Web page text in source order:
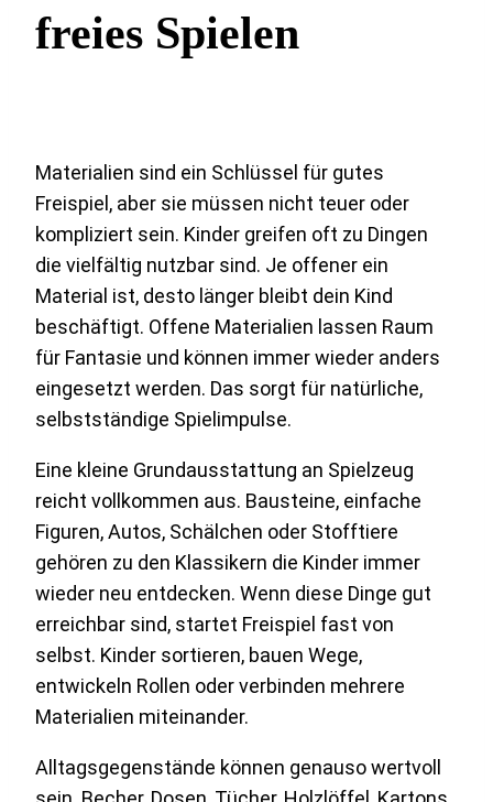
freies Spielen
Materialien sind ein Schlüssel für gutes
Freispiel, aber sie müssen nicht teuer oder
kompliziert sein. Kinder greifen oft zu Dingen
die vielfältig nutzbar sind. Je offener ein
Material ist, desto länger bleibt dein Kind
beschäftigt. Offene Materialien lassen Raum
für Fantasie und können immer wieder anders
eingesetzt werden. Das sorgt für natürliche,
selbstständige Spielimpulse.
Eine kleine Grundausstattung an Spielzeug
reicht vollkommen aus. Bausteine, einfache
Figuren, Autos, Schälchen oder Stofftiere
gehören zu den Klassikern die Kinder immer
wieder neu entdecken. Wenn diese Dinge gut
erreichbar sind, startet Freispiel fast von
selbst. Kinder sortieren, bauen Wege,
entwickeln Rollen oder verbinden mehrere
Materialien miteinander.
Alltagsgegenstände können genauso wertvoll